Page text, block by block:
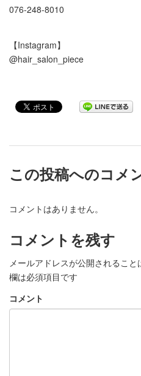
076-248-8010
【Instagram】
@hair_salon_piece
この投稿へのコメ
コメントはありません。
コメントを残す
メールアドレスが公開されること
欄は必須項目です
コメント